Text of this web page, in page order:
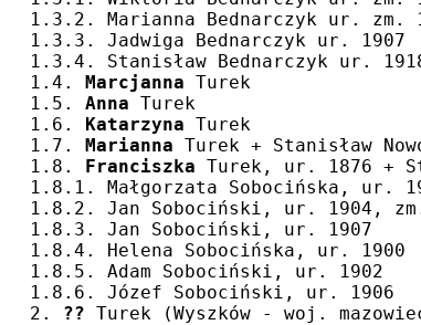
1.3.2. Marianna Bednarczyk ur. zm.
1.3.3. Jadwiga Bednarczyk ur. 1907
1.3.4. Stanisław Bednarczyk ur.
1.4. Marcjanna Turek
1.5. Anna Turek
1.6. Katarzyna Turek
1.7. Marianna Turek + Stanisław
1.8. Franciszka Turek, ur. 1876 +
1.8.1. Małgorzata Sobocińska, ur.
1.8.2. Jan Sobociński, ur. 1904,
1.8.3. Jan Sobociński, ur. 1907
1.8.4. Helena Sobocińska, ur. 1900
1.8.5. Adam Sobociński, ur. 1902
1.8.6. Józef Sobociński, ur. 1906
2. ?? Turek (Wyszków - woj.